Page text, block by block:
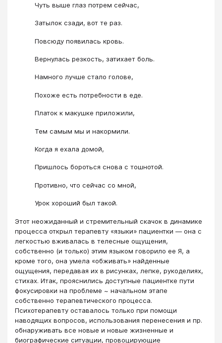
Чуть выше глаз потрем сейчас,
Затылок сзади, вот те раз.
Повсюду появилась кровь.
Вернулась резкость, затихает боль.
Намного лучше стало голове,
Похоже есть потребности в еде.
Платок к макушке приложили,
Тем самым мы и накормили.
Когда я ехала домой,
Пришлось бороться снова с тошнотой.
Противно, что сейчас со мной,
Урок хороший был такой.
Этот неожиданный и стремительный скачок в динамике
процесса открыл терапевту «языки» пациентки ― она с
легкостью вживалась в телесные ощущения,
собственно (и только) этим языком говорило ее Я, а
кроме того, она умела «обживать» найденные
ощущения, передавая их в рисунках, лепке, рукоделиях,
стихах. Итак, прояснились доступные пациентке пути
фокусировки на проблеме ~ начальном этапе
собственно терапевтического процесса.
Психотерапевту оставалось только при помощи
наводящих вопросов, использования перенесения и пр.
обнаруживать все новые и новые жизненные и
биографические ситуации, провоцирующие